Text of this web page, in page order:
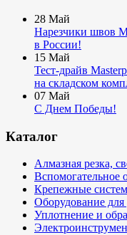
28 Май
Нарезчики швов
в России!
15 Май
Тест-драйв
на складском
07 Май
С Днем Победы!
Каталог
Алмазная резка,
Вспомогательное
Крепежные
Оборудование для
Уплотнение и